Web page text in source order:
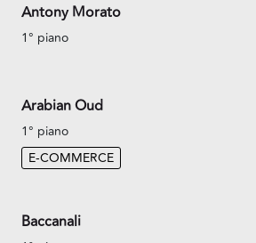
Antony Morato
1° piano
Arabian Oud
1° piano
E-COMMERCE
Baccanali